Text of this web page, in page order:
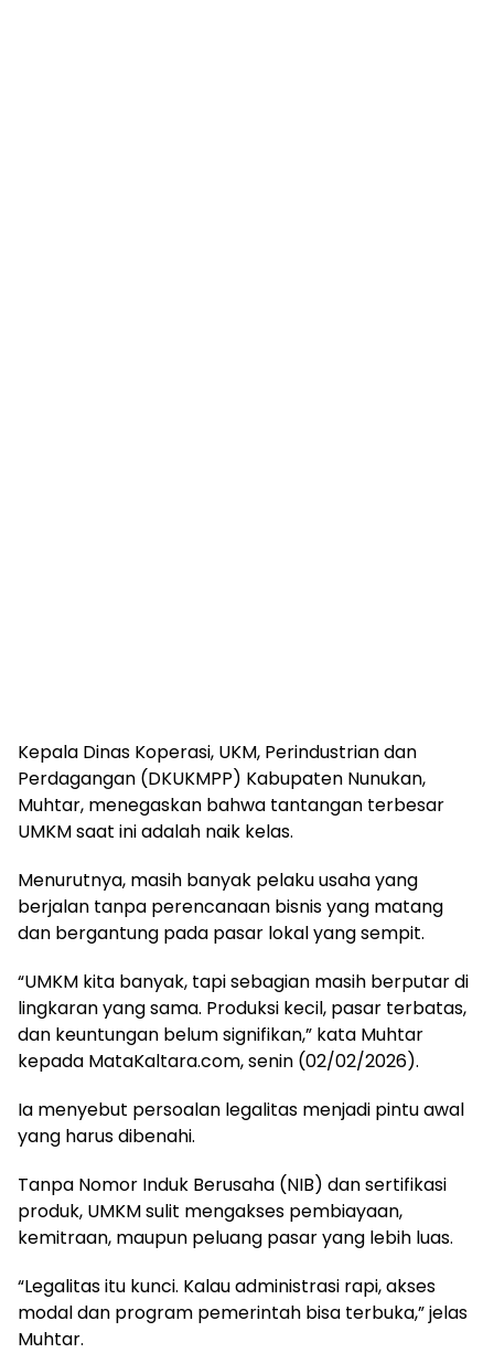
Kepala Dinas Koperasi, UKM, Perindustrian dan
Perdagangan (DKUKMPP) Kabupaten Nunukan,
Muhtar, menegaskan bahwa tantangan terbesar
UMKM saat ini adalah naik kelas.
Menurutnya, masih banyak pelaku usaha yang
berjalan tanpa perencanaan bisnis yang matang
dan bergantung pada pasar lokal yang sempit.
“UMKM kita banyak, tapi sebagian masih berputar di
lingkaran yang sama. Produksi kecil, pasar terbatas,
dan keuntungan belum signifikan,” kata Muhtar
kepada MataKaltara.com, senin (02/02/2026).
Ia menyebut persoalan legalitas menjadi pintu awal
yang harus dibenahi.
Tanpa Nomor Induk Berusaha (NIB) dan sertifikasi
produk, UMKM sulit mengakses pembiayaan,
kemitraan, maupun peluang pasar yang lebih luas.
“Legalitas itu kunci. Kalau administrasi rapi, akses
modal dan program pemerintah bisa terbuka,” jelas
Muhtar.